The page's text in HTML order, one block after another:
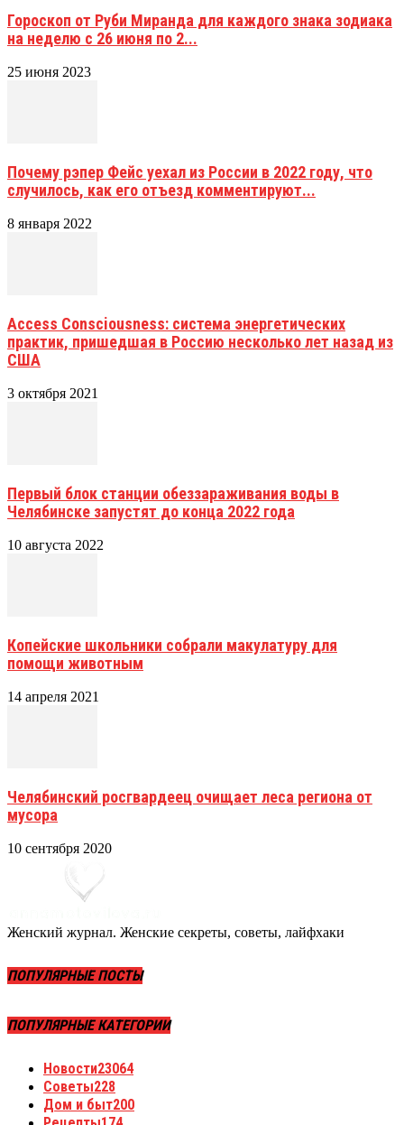
Гороскоп от Руби Миранда для каждого знака зодиака
на неделю с 26 июня по 2...
25 июня 2023
Почему рэпер Фейс уехал из России в 2022 году, что
случилось, как его отъезд комментируют...
8 января 2022
Access Consciousness: система энергетических
практик, пришедшая в Россию несколько лет назад из
США
3 октября 2021
Первый блок станции обеззараживания воды в
Челябинске запустят до конца 2022 года
10 августа 2022
Копейские школьники собрали макулатуру для
помощи животным
14 апреля 2021
Челябинский росгвардеец очищает леса региона от
мусора
10 сентября 2020
Женский журнал. Женские секреты, советы, лайфхаки
ПОПУЛЯРНЫЕ ПОСТЫ
ПОПУЛЯРНЫЕ КАТЕГОРИИ
Новости23064
Советы228
Дом и быт200